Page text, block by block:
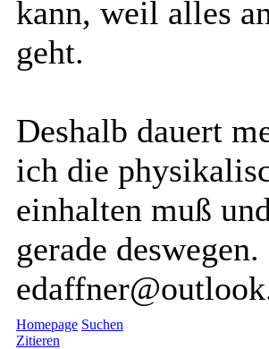
kann, weil alles
geht.
Deshalb dauert
ich die
einhalten muß
gerade deswegen.
Homepage Suchen
Zitieren